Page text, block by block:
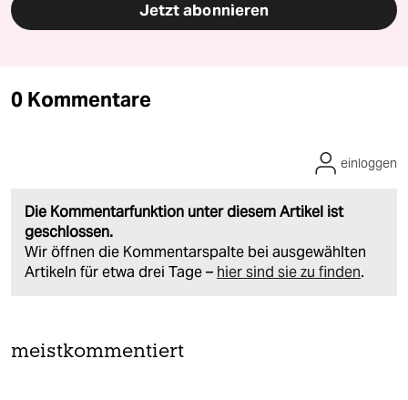
Jetzt abonnieren
0 Kommentare
Die Kommentarfunktion unter diesem Artikel ist
geschlossen.
Wir öffnen die Kommentarspalte bei ausgewählten
Artikeln für etwa drei Tage – hier sind sie zu finden.
einloggen
meistkommentiert